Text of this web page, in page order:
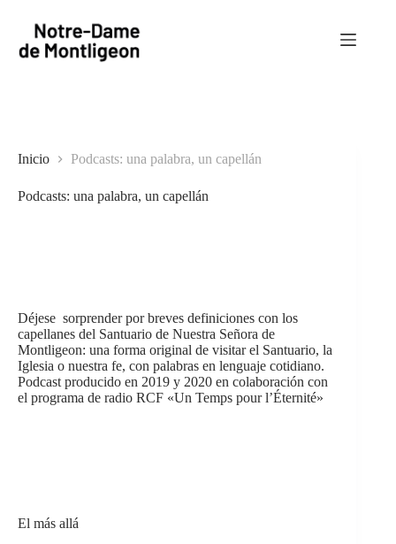
contenido
Inicio Podcasts: una palabra, un capellán
Podcasts: una palabra, un capellán
Déjese sorprender por breves definiciones con los
capellanes del Santuario de Nuestra Señora de
Montligeon: una forma original de visitar el Santuario, la
Iglesia o nuestra fe, con palabras en lenguaje cotidiano.
Podcast producido en 2019 y 2020 en colaboración con
el programa de radio RCF «Un Temps pour l’Éternité»
El más allá